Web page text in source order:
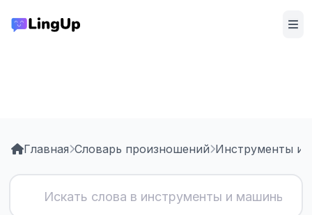
Главная Словарь произношений Инструменты и